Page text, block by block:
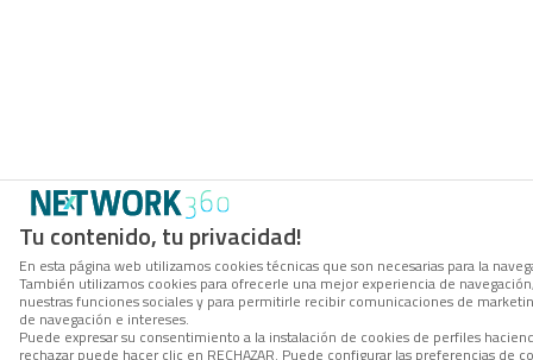
Tu contenido, tu privacidad!
En esta página web utilizamos cookies técnicas que son necesarias para la
También utilizamos cookies para ofrecerle una mejor experiencia de
nuestras funciones sociales y para permitirle recibir comunicaciones de
de navegación e intereses.
Puede expresar su consentimiento a la instalación de cookies de perfiles
rechazar puede hacer clic en RECHAZAR. Puede configurar las preferencias de